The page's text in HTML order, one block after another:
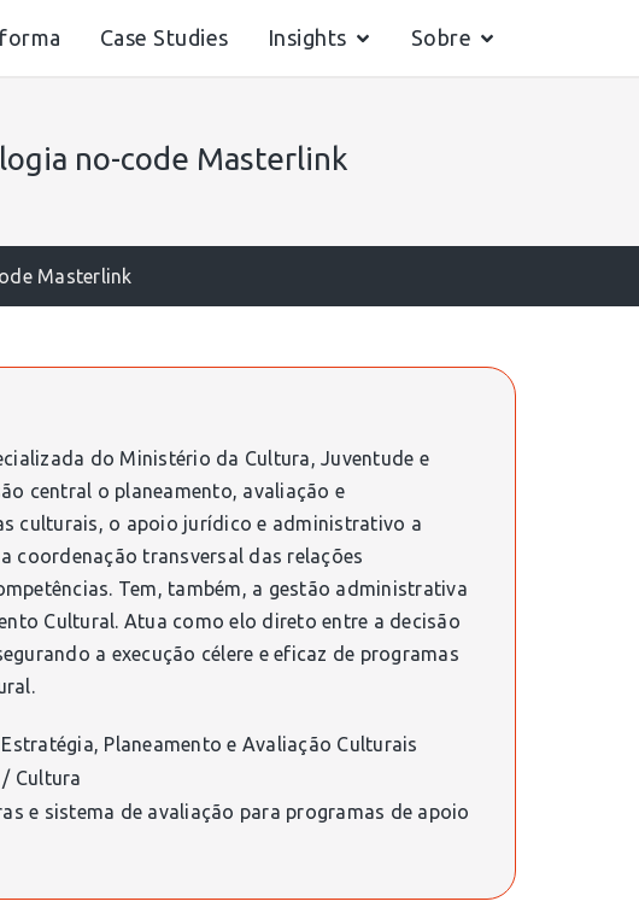
Case Studies Insights Sobre
no-code Masterlink
Masterlink
do Ministério da Cultura, Juventude e
central o planeamento, avaliação e
culturais, o apoio jurídico e administrativo a
coordenação transversal das relações
Tem, também, a gestão administrativa
Cultural. Atua como elo direto entre a decisão
a execução célere e eficaz de programas
Estratégia, Planeamento e Avaliação Culturais
Cultura
e sistema de avaliação para programas de apoio